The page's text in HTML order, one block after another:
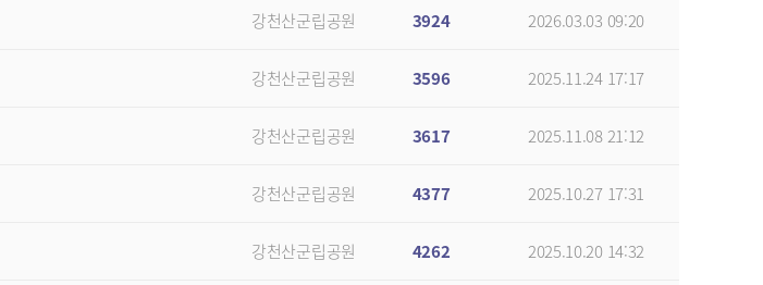
강천산군립공원 3924 2026.03.03 09:20
강천산군립공원 3596 2025.11.24 17:17
강천산군립공원 3617 2025.11.08 21:12
강천산군립공원 4377 2025.10.27 17:31
강천산군립공원 4262 2025.10.20 14:32